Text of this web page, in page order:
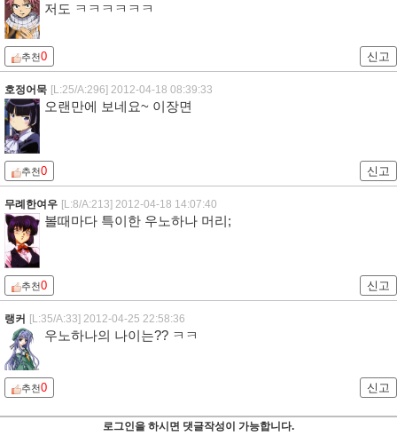
저도 ㅋㅋㅋㅋㅋㅋ
추천0 신고
호정어묵 [L:25/A:296] 2012-04-18 08:39:33
오랜만에 보네요~ 이장면
추천0 신고
무례한여우 [L:8/A:213] 2012-04-18 14:07:40
볼때마다 특이한 우노하나 머리;
추천0 신고
랭커 [L:35/A:33] 2012-04-25 22:58:36
우노하나의 나이는?? ㅋㅋ
추천0 신고
로그인을 하시면 댓글작성이 가능합니다.